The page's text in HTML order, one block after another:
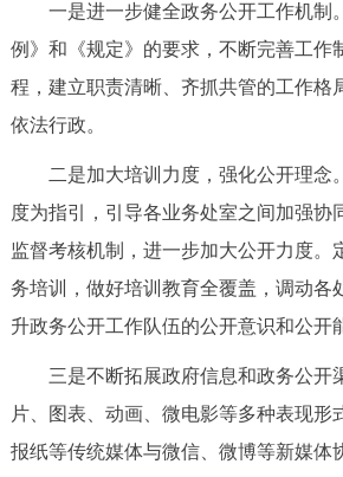
一是进一步健全政务公开工作机制
例》和《规定》的要求，不断完善工作
程，建立职责清晰、齐抓共管的工作格
依法行政。
二是加大培训力度，强化公开理念
度为指引，引导各业务处室之间加强协
监督考核机制，进一步加大公开力度。
务培训，做好培训教育全覆盖，调动各
升政务公开工作队伍的公开意识和公开
三是不断拓展政府信息和政务公开
片、图表、动画、微电影等多种表现形
报纸等传统媒体与微信、微博等新媒体